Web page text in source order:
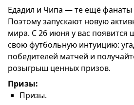
Едадил и Чипа — те ещё фанаты
Поэтому запускают новую
мира. С 26 июня у вас появится
свою футбольную интуицию:
победителей матчей и
розыгрыш ценных призов.
Призы:
Призы.